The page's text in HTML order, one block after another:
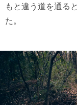
もと違う道を通る
た。